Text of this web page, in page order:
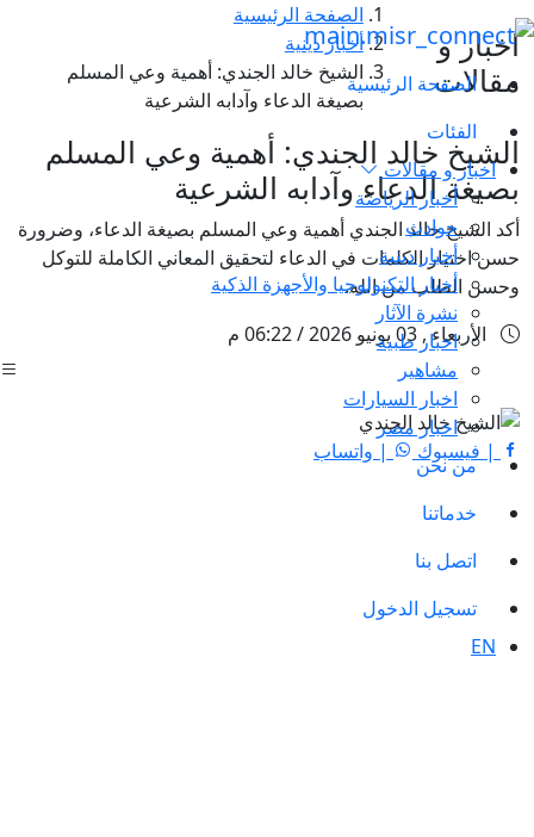
الصفحة الرئيسية
الفئات
اخبار و مقالات
أخبار الرياضة
حوادث
أخبار دينية
أخبار التكنولوجيا والأجهزة الذكية
نشرة الآثار
اخبار طبية
مشاهير
اخبار السيارات
اخبار مصر
من نحن
خدماتنا
اتصل بنا
تسجيل الدخول
EN
اخبار و
مقالات
الصفحة الرئيسية
أخبار دينية
الشيخ خالد الجندي: أهمية وعي المسلم
بصيغة الدعاء وآدابه الشرعية
الشيخ خالد الجندي: أهمية وعي المسلم
بصيغة الدعاء وآدابه الشرعية
أكد الشيخ خالد الجندي أهمية وعي المسلم بصيغة الدعاء، وضرورة
حسن اختيار الكلمات في الدعاء لتحقيق المعاني الكاملة للتوكل
وحسن الطلب من الله.
الأربعاء , 03 يونيو 2026 / 06:22 م
| فيسبوك | واتساب